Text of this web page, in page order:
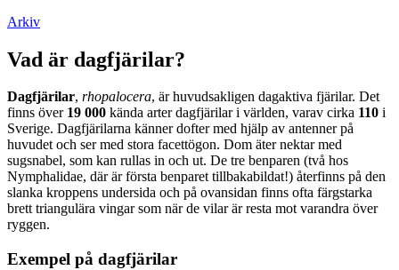
Arkiv
Vad är dagfjärilar?
Dagfjärilar, rhopalocera, är huvudsakligen dagaktiva fjärilar. Det
finns över 19 000 kända arter dagfjärilar i världen, varav cirka 110 i
Sverige. Dagfjärilarna känner dofter med hjälp av antenner på
huvudet och ser med stora facettögon. Dom äter nektar med
sugsnabel, som kan rullas in och ut. De tre benparen (två hos
Nymphalidae, där är första benparet tillbakabildat!) återfinns på den
slanka kroppens undersida och på ovansidan finns ofta färgstarka
brett triangulära vingar som när de vilar är resta mot varandra över
ryggen.
Exempel på dagfjärilar